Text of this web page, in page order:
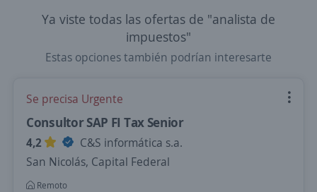
Ya viste todas las ofertas de "analista de
impuestos"
Estas opciones también podrían interesarte
Se precisa Urgente
Consultor SAP FI Tax Senior
4,2
C&S informática s.a.
San Nicolás, Capital Federal
Remoto